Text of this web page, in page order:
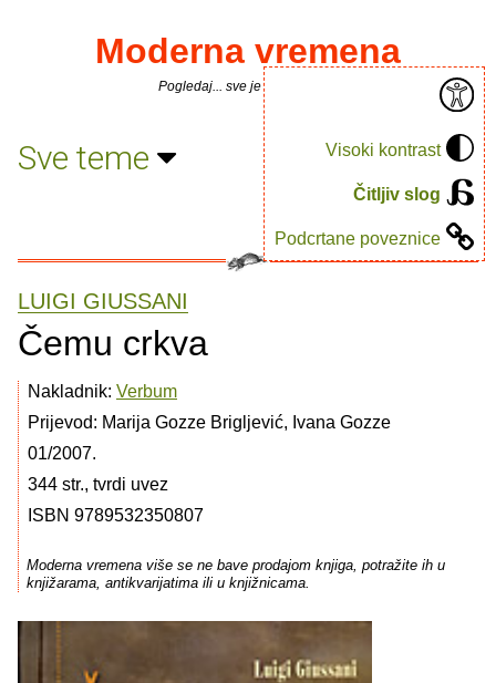
Visoki kontrast
Čitljiv slog
Podcrtane poveznice
Moderna vremena
Pogledaj... sve je puno knjiga.
Sve teme
LUIGI GIUSSANI
Čemu crkva
Nakladnik: Verbum
Prijevod: Marija Gozze Brigljević, Ivana Gozze
01/2007.
344 str., tvrdi uvez
ISBN 9789532350807
Moderna vremena više se ne bave prodajom knjiga, potražite ih u
knjižarama, antikvarijatima ili u knjižnicama.